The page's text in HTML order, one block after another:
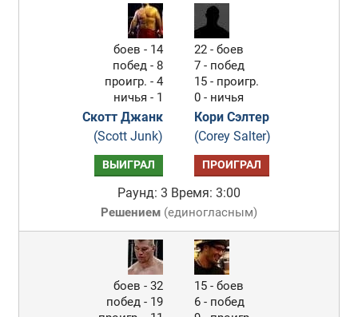
боев - 14
побед - 8
проигр. - 4
ничья - 1
Скотт Джанк
(Scott Junk)
22 - боев
7 - побед
15 - проигр.
0 - ничья
Кори Сэлтер
(Corey Salter)
ВЫИГРАЛ ПРОИГРАЛ
Раунд: 3 Время: 3:00
Решением(единогласным)
боев - 32
побед - 19
15 - боев
6 - побед